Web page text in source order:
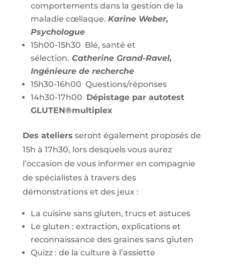
comportements dans la gestion de la
maladie cœliaque. Karine Weber,
Psychologue
15h00-15h30 Blé, santé et
sélection. Catherine Grand-Ravel,
Ingénieure de recherche
15h30-16h00 Questions/réponses
14h30-17h00 Dépistage par autotest
GLUTEN®multiplex
Des ateliers seront également proposés de
15h à 17h30, lors desquels vous aurez
l’occasion de vous informer en compagnie
de spécialistes à travers des
démonstrations et des jeux :
La cuisine sans gluten, trucs et astuces
Le gluten : extraction, explications et
reconnaissance des graines sans gluten
Quizz : de la culture à l’assiette